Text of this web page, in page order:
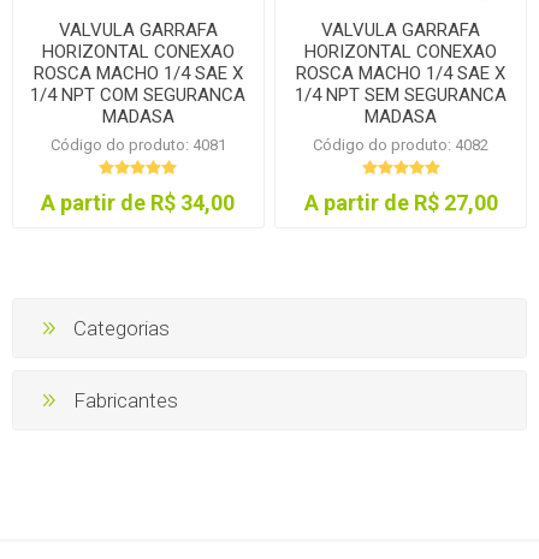
VALVULA GARRAFA
HORIZONTAL CONEXAO
ROSCA MACHO 1/4 SAE X
1/4 NPT COM SEGURANCA
MADASA
Código do produto: 4081
A partir de R$ 34,00
VALVULA GARRAFA
HORIZONTAL CONEXAO
ROSCA MACHO 1/4 SAE X
1/4 NPT SEM SEGURANCA
MADASA
Código do produto: 4082
A partir de R$ 27,00
Categorias
Fabricantes